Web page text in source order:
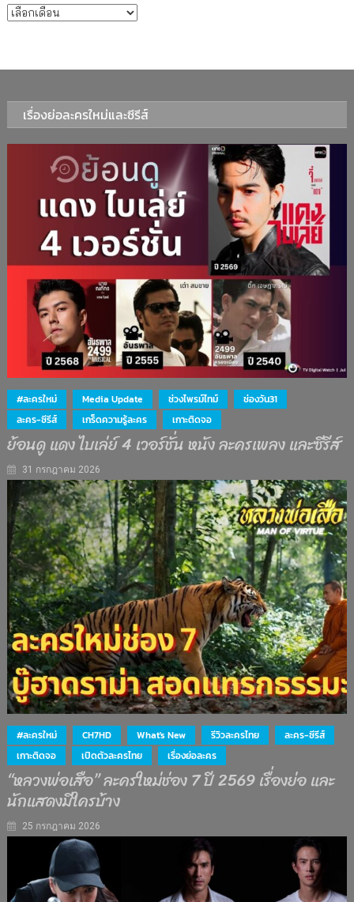
บทความรายเดือน
เรื่องย่อละครใหม่และซีรีส์
#ละครใหม่ Media Update ช่วงไพรม์ไทม์
ช่องวัน31
ละคร-ซีรีส์
เกร็ดความรู้ละคร เกาะติดจอ
ย้อนดู แดง ไบเล่ย์ 4 เวอร์ชั่น หนัง ละครเพลง และซีรีส์
31 กรกฎาคม 2026
#ละครใหม่ CH7HD What's New รีวิวละครไทย
ละคร-ซีรีส์
เกาะติดจอ
เปิดตัวละครไทย เรื่องย่อละคร
“หลวงพ่อเสือ” ละครใหม่ช่อง 7 ปี 2569 เรื่องย่อ และ
นักแสดงมีใครบ้าง
25 กรกฎาคม 2026